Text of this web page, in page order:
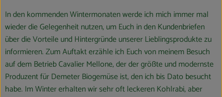
In den kommenden Wintermonaten werde ich mich immer mal
wieder die Gelegenheit nutzen, um Euch in den Kundenbriefen
über die Vorteile und Hintergründe unserer Lieblingsprodukte zu
informieren. Zum Auftakt erzähle ich Euch von meinem Besuch
auf dem Betrieb Cavalier Mellone, der der größte und modernste
Produzent für Demeter Biogemüse ist, den ich bis Dato besucht
habe. Im Winter erhalten wir sehr oft leckeren Kohlrabi, aber